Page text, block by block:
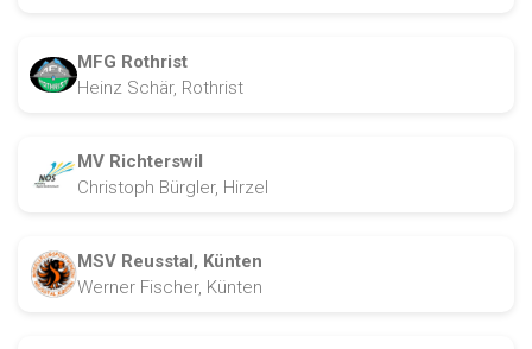
MFG Rothrist
Heinz Schär, Rothrist
MV Richterswil
Christoph Bürgler, Hirzel
MSV Reusstal, Künten
Werner Fischer, Künten